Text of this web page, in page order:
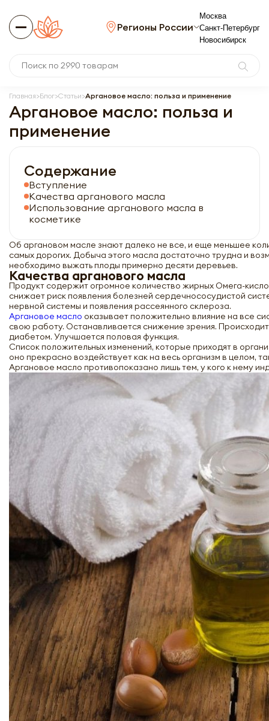
Регионы России
Москва
Санкт-Петербург
Новосибирск
Главная Блог Статьи Аргановое масло: польза и применение
Аргановое масло: польза и
применение
Об аргановом масле знают далеко не все, и еще меньшее
самых дорогих. Добыча этого масла достаточно трудна и
необходимо выжать плоды примерно десяти деревьев.
Качества арганового масла
Продукт содержит огромное количество жирных Омега-
снижает риск появления болезней сердечнососудистой
нервной системы и появления рассеянного склероза.
Аргановое масло оказывает положительно влияние на все
свою работу. Останавливается снижение зрения.
диабетом. Улучшается половая функция.
Список положительных изменений, которые приходят в
оно прекрасно воздействует как на весь организм в целом,
Аргановое масло противопоказано лишь тем, у кого к нему
Содержание
Вступление
Качества арганового масла
Использование арганового масла в
косметике